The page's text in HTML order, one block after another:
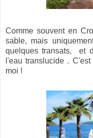
Comme souvent en
sable, mais
quelques transats, et
l'eau translucide .
moi !